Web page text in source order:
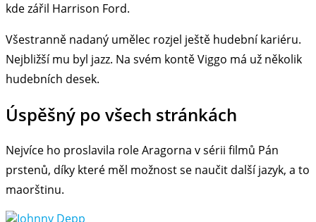
kde zářil Harrison Ford.
Všestranně nadaný umělec rozjel ještě hudební kariéru.
Nejbližší mu byl jazz. Na svém kontě Viggo má už několik
hudebních desek.
Úspěšný po všech stránkách
Nejvíce ho proslavila role Aragorna v sérii filmů Pán
prstenů, díky které měl možnost se naučit další jazyk, a to
maorštinu.